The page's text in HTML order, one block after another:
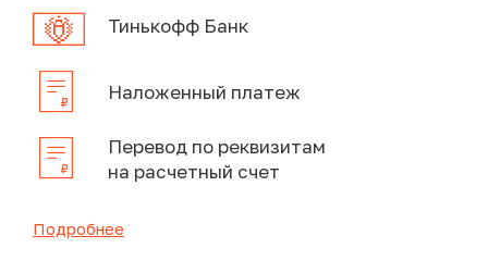
Тинькофф Банк
Наложенный платеж
Перевод по реквизитам
на расчетный счет
Подробнее